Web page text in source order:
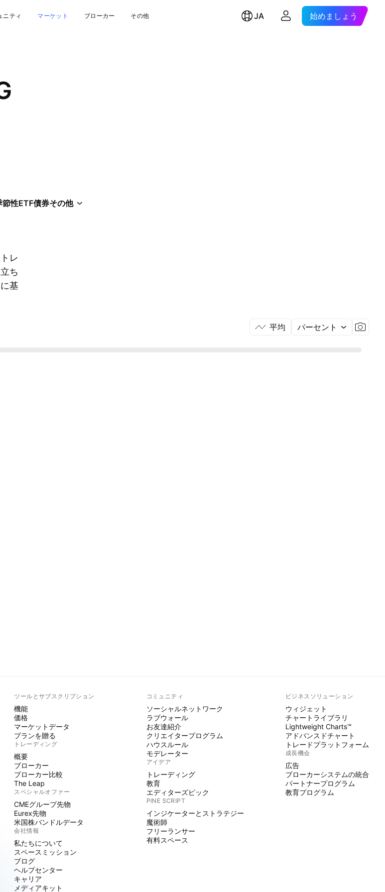
ニティ マーケット ブローカー その他 JA 始めましょう
節性ETF債券その他
レ
ち
基
平均 パーセント
ツールとサブスクリプション
機能
価格
マーケットデータ
プランを贈る
トレーディング
概要
ブローカー
ブローカー比較
The Leap
スペシャルオファー
CMEグループ先物
Eurex先物
米国株バンドルデータ
会社情報
私たちについて
スペースミッション
ブログ
ヘルプセンター
キャリア
メディアキット
コミュニティ
ソーシャルネットワーク
ラブウォール
お友達紹介
クリエイタープログラム
ハウスルール
モデレーター
アイデア
トレーディング
教育
エディターズピック
PINE SCRIPT
インジケーターとストラテジー
魔術師
フリーランサー
有料スペース
ビジネスソリューション
ウィジェット
チャートライブラリ
Lightweight Charts™
アドバンスドチャート
トレードプラットフォーム
成長機会
広告
ブローカーシステムの統合
パートナープログラム
教育プログラム